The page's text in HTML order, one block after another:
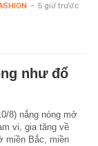
- 5 giờ trước
như đổ
8) nắng nóng mở
vi, gia tăng về
miền Bắc, miền